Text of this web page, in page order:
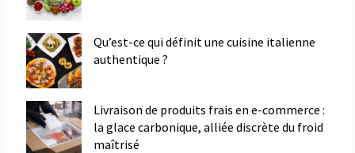
Qu’est-ce qui définit une cuisine italienne
authentique ?
Livraison de produits frais en e-commerce :
la glace carbonique, alliée discrète du froid
maîtrisé